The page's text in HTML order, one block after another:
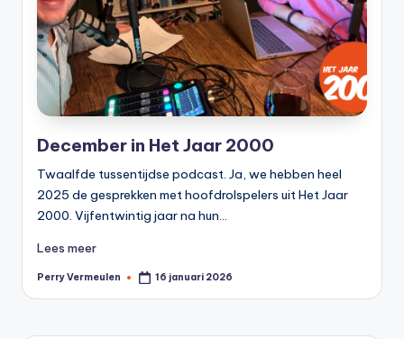
0
0
December in Het Jaar 2000
Twaalfde tussentijdse podcast. Ja, we hebben heel
2025 de gesprekken met hoofdrolspelers uit Het Jaar
2000. Vijfentwintig jaar na hun…
Lees meer
Geplaatst
Perry Vermeulen 16 januari 2026